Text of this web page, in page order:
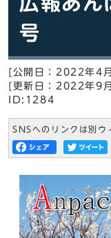
号
[公開日：2022年4
[更新日：2022年9
ID:1284
SNSへのリンクは別ウ